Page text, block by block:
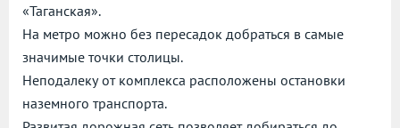
«Таганская».
На метро можно без пересадок добраться в самые
значимые точки столицы.
Неподалеку от комплекса расположены остановки
наземного транспорта.